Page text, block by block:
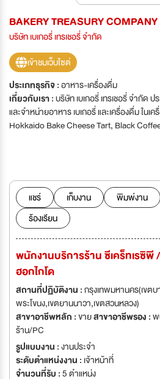
BAKERY TREASURY
บริษัท เบเกอรี่ เทรเชอรี่ จำกัด
เข้าชมเว็บไซต์
ประเภทธุรกิจ :อาหาร-เครื่องดื่ม
เกี่ยวกับเรา :บริษัท เบเกอรี่ เทรเชอรี่ จำกัด
และจำหน่ายอาหาร เบเกอรี่ และเครื่องดื่ม ใน
Hokkaido Bake Cheese Tart, Black
บริการให้กับลูกค้าทุกคน หากคุณคือคนที่มีใจ
แชร์ เก็บงาน
พิมพ์งาน
ร้องเรียน
พนักงานบริการร้าน ซีเคร็ทเรซิพี
ฮอกไกโด
สถานที่ปฏิบัติงาน :กรุงเทพมหานคร(เขตบ
พระโขนง,เขตยานนาวา,เขตสวนหลวง)
สาขาอาชีพหลัก :ขายสาขาอาชีพรอง :พ
ร้าน/PC
รูปแบบงาน :งานประจำ
ระดับตำแหน่งงาน : เจ้าหน้าที่
จำนวนที่รับ :5 ตำแหน่ง